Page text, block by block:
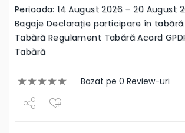
Perioada: 14 August 2026 – 20 August
Bagaje Declarație participare în tabără
Tabără Regulament Tabără Acord
Tabără
Bazat pe 0 Review-uri